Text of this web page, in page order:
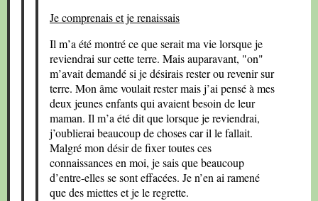
Je comprenais et je renaissais
Il m’a été montré ce que serait ma vie lorsque je
reviendrai sur cette terre. Mais auparavant, "on"
m’avait demandé si je désirais rester ou revenir sur
terre. Mon âme voulait rester mais j’ai pensé à mes
deux jeunes enfants qui avaient besoin de leur
maman. Il m’a été dit que lorsque je reviendrai,
j’oublierai beaucoup de choses car il le fallait.
Malgré mon désir de fixer toutes ces
connaissances en moi, je sais que beaucoup
d’entre-elles se sont effacées. Je n’en ai ramené
que des miettes et je le regrette.